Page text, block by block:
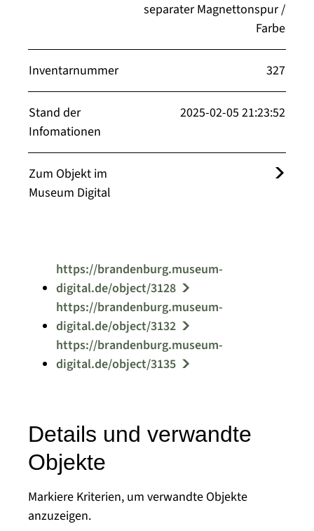
separater Magnettonspur /
Farbe
Inventarnummer 327
Stand der
Infomationen
2025-02-05 21:23:52
Zum Objekt im
Museum Digital
https://brandenburg.museum-
digital.de/object/3128
https://brandenburg.museum-
digital.de/object/3132
https://brandenburg.museum-
digital.de/object/3135
Details und verwandte
Objekte
Markiere Kriterien, um verwandte Objekte
anzuzeigen.